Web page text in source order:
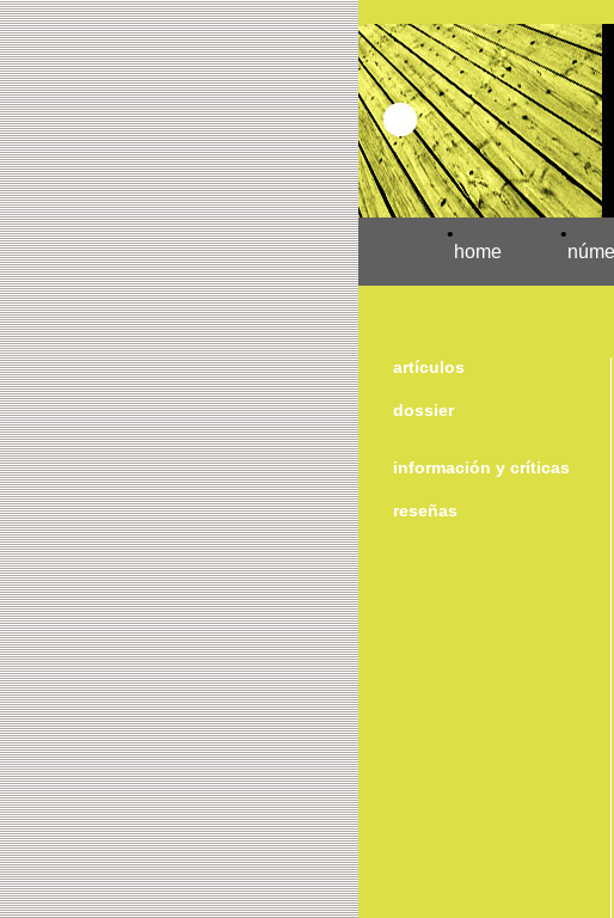
•
home
•
artículos
dossier
información y críticas
reseñas